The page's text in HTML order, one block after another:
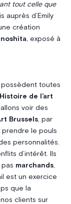
tout celle que
auprès d’Emily
création
, exposé à
toutes
Histoire de l’art
voir des
Brussels, par
prendre le pouls
personnalités.
d’intérêt. Ils
marchands,
est un exercice
que la
clients sur